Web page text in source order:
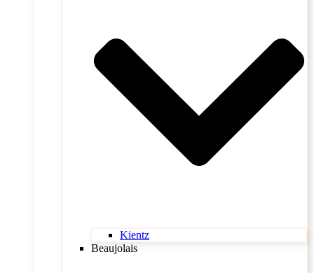
Kientz
Beaujolais